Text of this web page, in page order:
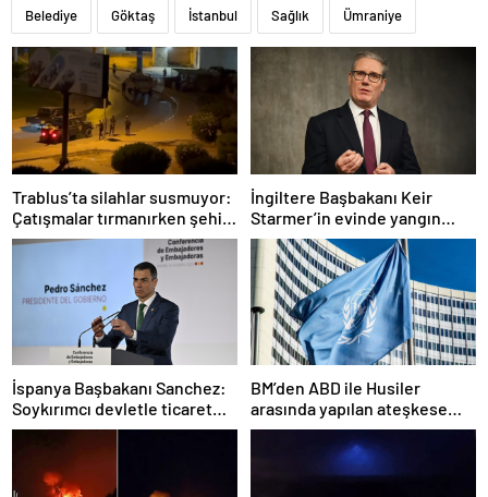
Belediye Göktaş İstanbul Sağlık Ümraniye
Trablus’ta silahlar susmuyor:
Çatışmalar tırmanırken şehir
alarmda
İngiltere Başbakanı Keir
Starmer’in evinde yangın
çıktı
İspanya Başbakanı Sanchez:
Soykırımcı devletle ticaret
yapmayız
BM’den ABD ile Husiler
arasında yapılan ateşkese
ilişkin değerlendirme